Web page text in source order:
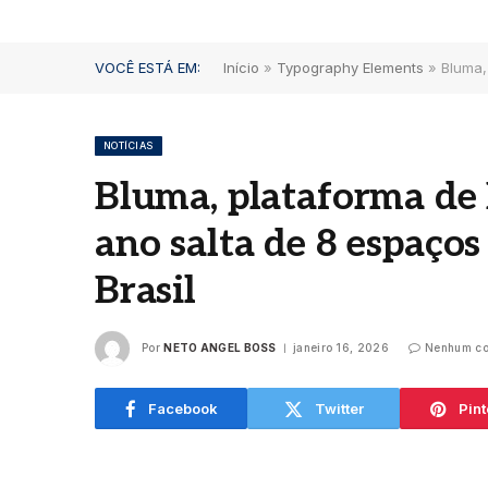
VOCÊ ESTÁ EM: Início » Typography Elements »
NOTÍCIAS
Bluma, plataforma
ano salta de 8
Brasil
Por NETO ANGEL BOSS janeiro 16, 2026 Nenhum
Facebook Twitter
Blue